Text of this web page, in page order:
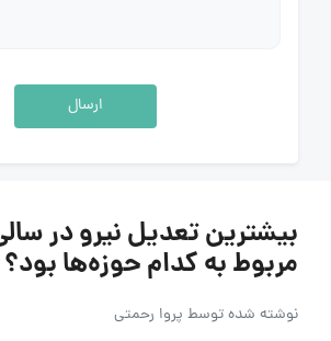
ارسال
بیشترین تعدیل نیرو در
مربوط به کدام حوزه‌ها بود؟
نوشته شده توسط پروا رحمتی